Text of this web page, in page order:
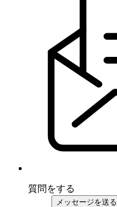
質問をする
メッセージを送る